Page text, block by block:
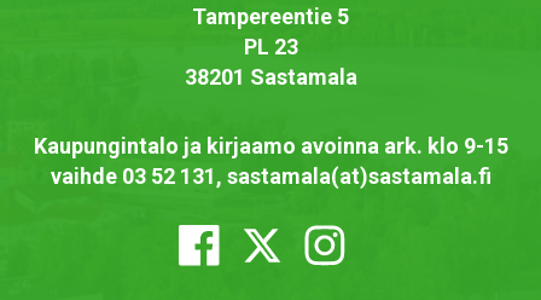
Tampereentie 5
PL 23
38201 Sastamala
Kaupungintalo ja kirjaamo avoinna ark. klo 9-15
vaihde 03 52 131, sastamala(at)sastamala.fi